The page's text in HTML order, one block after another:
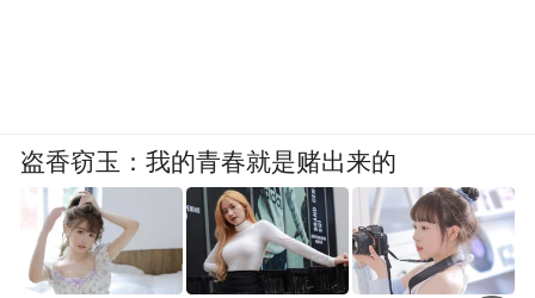
盗香窃玉：我的青春就是赌出来的